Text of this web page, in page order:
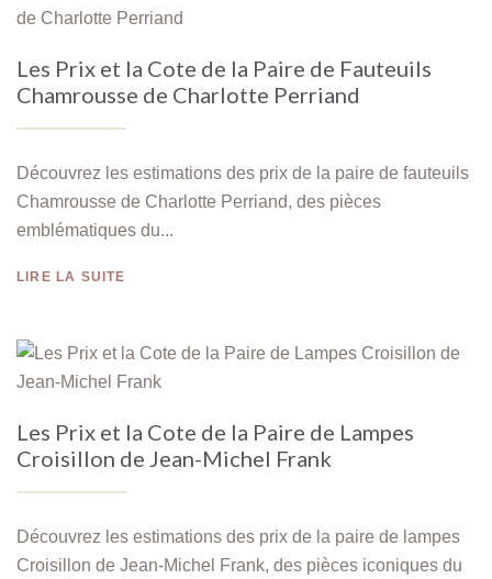
Les Prix et la Cote de la Paire de Fauteuils
Chamrousse de Charlotte Perriand
Découvrez les estimations des prix de la paire de fauteuils
Chamrousse de Charlotte Perriand, des pièces
emblématiques du...
LIRE LA SUITE
Les Prix et la Cote de la Paire de Lampes
Croisillon de Jean-Michel Frank
Découvrez les estimations des prix de la paire de lampes
Croisillon de Jean-Michel Frank, des pièces iconiques du